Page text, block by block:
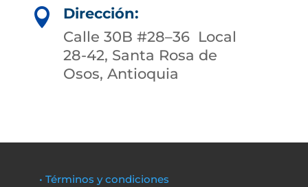

Dirección:
Calle 30B #28–36 Local
28-42, Santa Rosa de
Osos, Antioquia
• Términos y condiciones